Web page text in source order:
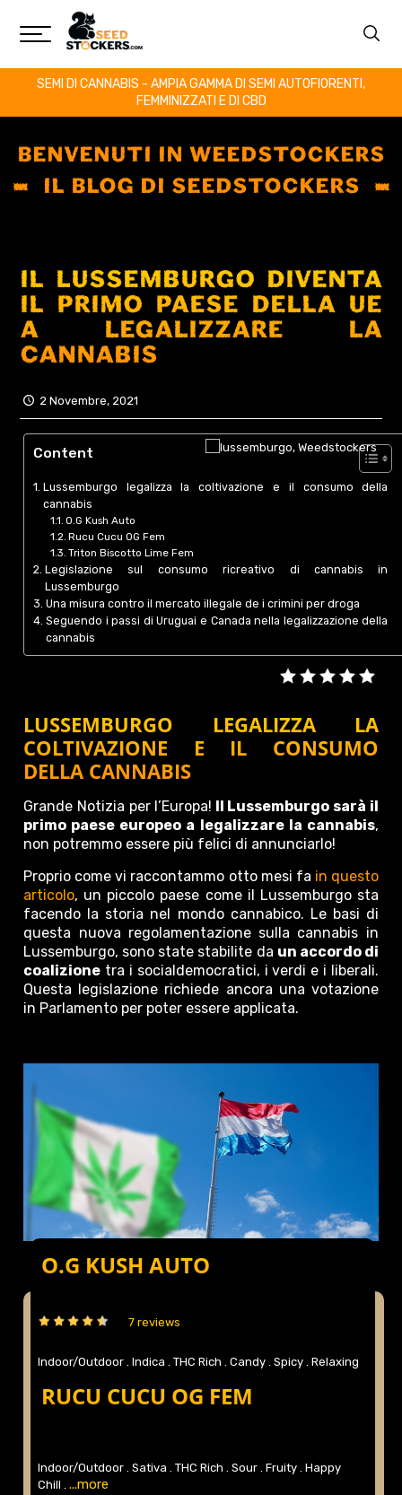
SEMI DI CANNABIS - AMPIA GAMMA DI SEMI AUTOFIORENTI,
FEMMINIZZATI E DI CBD
BENVENUTI IN WEEDSTOCKERS
IL BLOG DI SEEDSTOCKERS
IL LUSSEMBURGO DIVENTA
IL PRIMO PAESE DELLA UE
A LEGALIZZARE LA
CANNABIS
2 Novembre, 2021
Content
Lussemburgo legalizza la coltivazione e il consumo della
cannabis
O.G Kush Auto
Rucu Cucu OG Fem
Triton Biscotto Lime Fem
Legislazione sul consumo ricreativo di cannabis in
Lussemburgo
Una misura contro il mercato illegale de i crimini per droga
Seguendo i passi di Uruguai e Canada nella legalizzazione della
cannabis
LUSSEMBURGO LEGALIZZA LA
COLTIVAZIONE E IL CONSUMO
DELLA CANNABIS
Grande Notizia per l’Europa! Il Lussemburgo sarà il
primo paese europeo a legalizzare la cannabis,
non potremmo essere più felici di annunciarlo!
Proprio come vi raccontammo otto mesi fa in questo
articolo, un piccolo paese come il Lussemburgo sta
facendo la storia nel mondo cannabico. Le basi di
questa nuova regolamentazione sulla cannabis in
Lussemburgo, sono state stabilite da un accordo di
coalizione tra i socialdemocratici, i verdi e i liberali.
Questa legislazione richiede ancora una votazione
in Parlamento per poter essere applicata.
O.G KUSH AUTO
7 reviews
Indoor/Outdoor .Indica .THC Rich .Candy .Spicy .Relaxing
RUCU CUCU OG FEM
Indoor/Outdoor .Sativa .THC Rich .Sour .Fruity .Happy
Chill ....more